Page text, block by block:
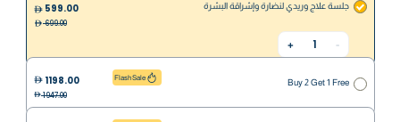
جلسة علاج وريدي لنضارة وإشراقة البشرة
-
1
+
599.00
699.00
Buy 2 Get 1 Free
Flash Sale
1198.00
1947.00